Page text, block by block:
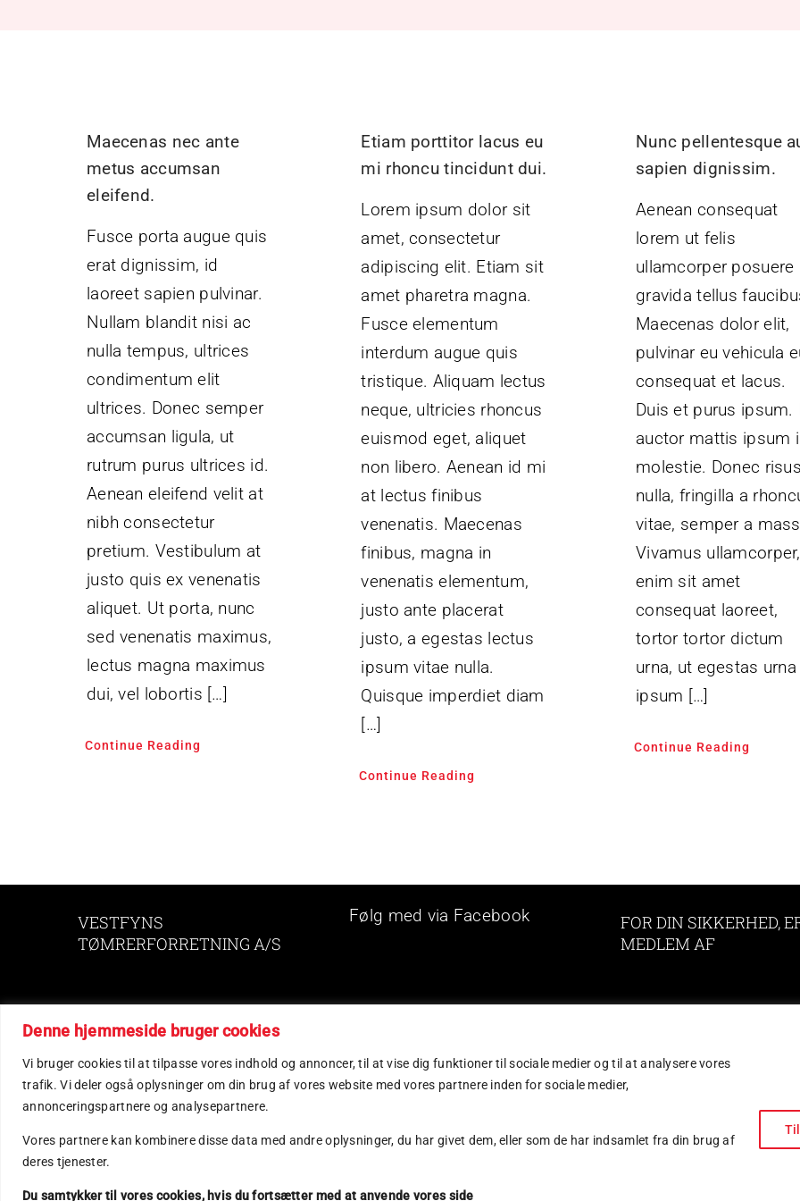
Denne hjemmeside bruger cookies
Vi bruger cookies til at tilpasse vores indhold og annoncer, til at vise dig funktioner til sociale medier og til at analysere vores
trafik. Vi deler også oplysninger om din brug af vores website med vores partnere inden for sociale medier,
annonceringspartnere og analysepartnere.
Vores partnere kan kombinere disse data med andre oplysninger, du har givet dem, eller som de har indsamlet fra din brug af
deres tjenester.
Du samtykker til vores cookies, hvis du fortsætter med at anvende vores side
Maecenas nec ante
metus accumsan
eleifend.
Fusce porta augue quis
erat dignissim, id
laoreet sapien pulvinar.
Nullam blandit nisi ac
nulla tempus, ultrices
condimentum elit
ultrices. Donec semper
accumsan ligula, ut
rutrum purus ultrices id.
Aenean eleifend velit at
nibh consectetur
pretium. Vestibulum at
justo quis ex venenatis
aliquet. Ut porta, nunc
sed venenatis maximus,
lectus magna maximus
dui, vel lobortis […]
Continue Reading
Etiam porttitor lacus eu
mi rhoncu tincidunt dui.
Lorem ipsum dolor sit
amet, consectetur
adipiscing elit. Etiam sit
amet pharetra magna.
Fusce elementum
interdum augue quis
tristique. Aliquam lectus
neque, ultricies rhoncus
euismod eget, aliquet
non libero. Aenean id mi
at lectus finibus
venenatis. Maecenas
finibus, magna in
venenatis elementum,
justo ante placerat
justo, a egestas lectus
ipsum vitae nulla.
Quisque imperdiet diam
[…]
Continue Reading
Nunc pellentesque
sapien dignissim.
Aenean consequat
lorem ut felis
ullamcorper posuere
gravida tellus
Maecenas dolor elit,
pulvinar eu vehicula
consequat et lacus.
Duis et purus ipsum.
auctor mattis ipsum
molestie. Donec risus
nulla, fringilla a
vitae, semper a
Vivamus ullamcorper,
enim sit amet
consequat laoreet,
tortor tortor dictum
urna, ut egestas urna
ipsum […]
Continue Reading
VESTFYNS
TØMRERFORRETNING A/S
5610 Assens
Telefon 64 71 19 09
Mail: vtf@vtf.dk.
Et nummer – alle løsninger
Følg med via Facebook
FOR DIN SIKKERHED,
MEDLEM AF